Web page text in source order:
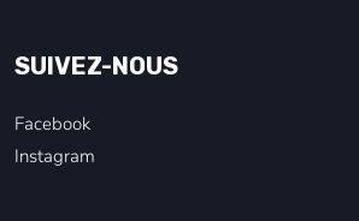
SUIVEZ-NOUS
Facebook
Instagram